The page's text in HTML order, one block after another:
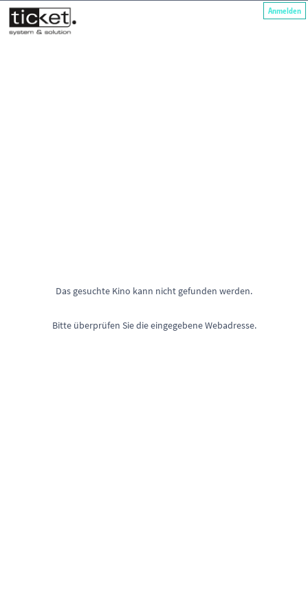
Anmelden
Das gesuchte Kino kann nicht gefunden werden.
Bitte überprüfen Sie die eingegebene Webadresse.